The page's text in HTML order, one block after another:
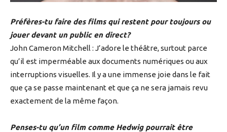
Préfères-tu faire des films qui restent pour toujours ou
jouer devant un public en direct?
John Cameron Mitchell : J’adore le théâtre, surtout parce
qu’il est imperméable aux documents numériques ou aux
interruptions visuelles. Il y a une immense joie dans le fait
que ça se passe maintenant et que ça ne sera jamais revu
exactement de la même façon.
Penses-tu qu’un film comme Hedwig pourrait être